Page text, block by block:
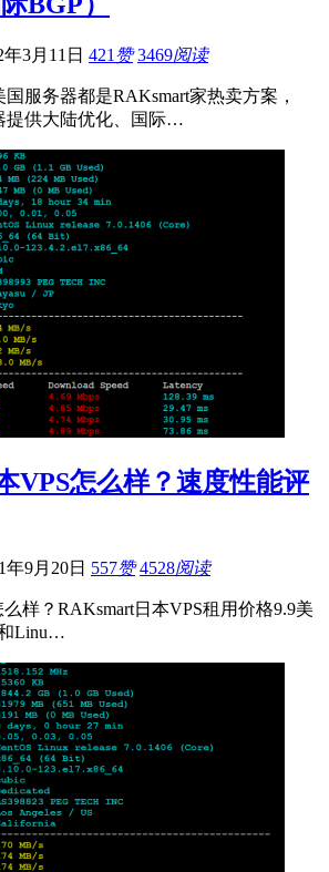
年3月11日 421 赞 3469阅读
服务器都是RAKsmart家热卖方案，
提供大陆优化、国际…
VPS怎么样？速度性能评
年9月20日 557赞 4528阅读
样？RAKsmart日本VPS租用价格9.9美
Linu…